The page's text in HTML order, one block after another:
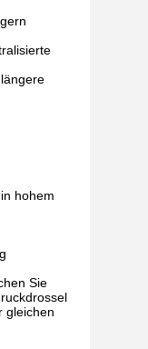
hohem
Sie
gleichen